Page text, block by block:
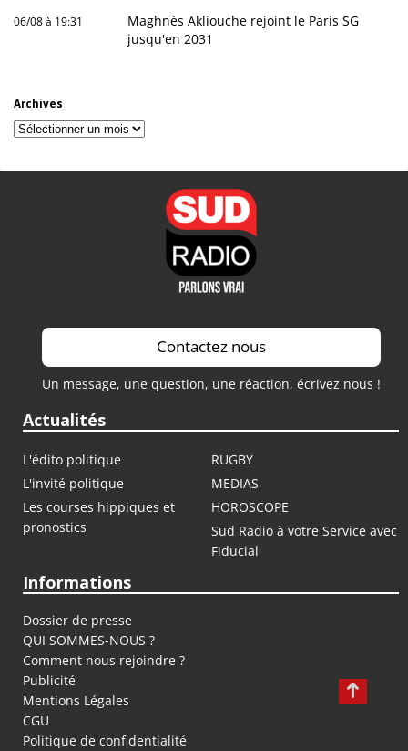
06/08 à 19:31
Maghnès Akliouche rejoint le Paris SG
jusqu'en 2031
Archives
Archives
Contactez nous
Un message, une question, une réaction, écrivez nous !
Actualités
L'édito politique
RUGBY
L'invité politique
MEDIAS
Les courses hippiques et
pronostics
HOROSCOPE
Sud Radio à votre Service avec
Fiducial
Informations
Dossier de presse
QUI SOMMES-NOUS ?
Comment nous rejoindre ?
Publicité
Mentions Légales
CGU
Politique de confidentialité